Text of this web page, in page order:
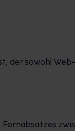
der sowohl
Fernabsatzes